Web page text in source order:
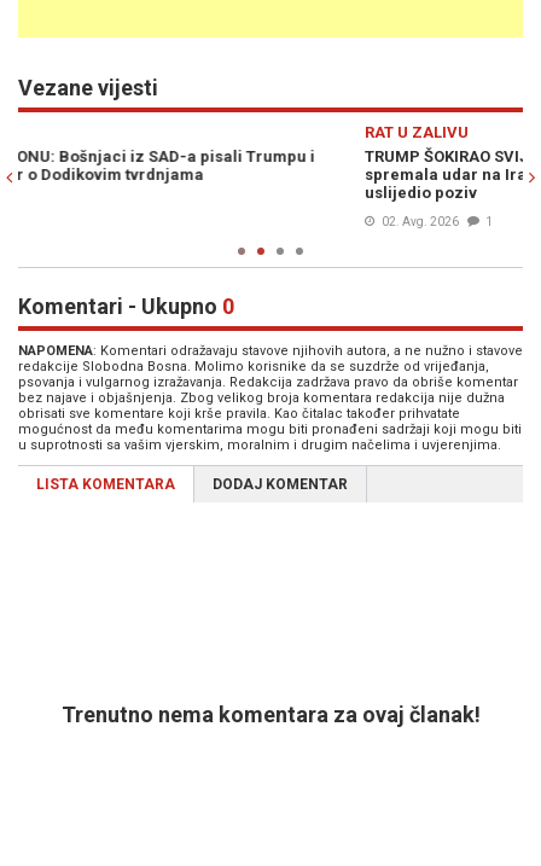
Vezane vijesti
TRUMP ŠOKIRAO SVIJET, PREOKRET U ZADNJI ČAS: Amerika
spremala udar na Iran kakav nije viđen od 1945., a onda je
Komentari - Ukupno 0
NAPOMENA: Komentari odražavaju stavove njihovih autora, a ne nužno i stavove
redakcije Slobodna Bosna. Molimo korisnike da se suzdrže od vrijeđanja,
psovanja i vulgarnog izražavanja. Redakcija zadržava pravo da obriše komentar
bez najave i objašnjenja. Zbog velikog broja komentara redakcija nije dužna
obrisati sve komentare koji krše pravila. Kao čitalac također prihvatate
mogućnost da među komentarima mogu biti pronađeni sadržaji koji mogu biti
u suprotnosti sa vašim vjerskim, moralnim i drugim načelima i uvjerenjima.
LISTA KOMENTARA DODAJ KOMENTAR
Trenutno nema komentara za ovaj članak!